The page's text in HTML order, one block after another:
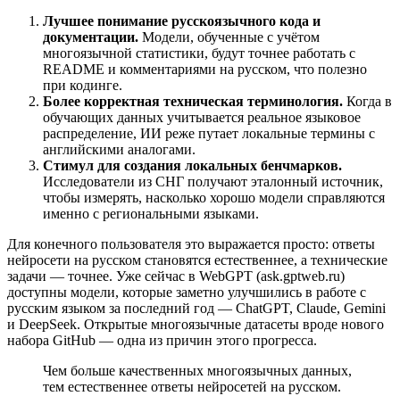
Лучшее понимание русскоязычного кода и
документации. Модели, обученные с учётом
многоязычной статистики, будут точнее работать с
README и комментариями на русском, что полезно
при кодинге.
Более корректная техническая терминология. Когда в
обучающих данных учитывается реальное языковое
распределение, ИИ реже путает локальные термины с
английскими аналогами.
Стимул для создания локальных бенчмарков.
Исследователи из СНГ получают эталонный источник,
чтобы измерять, насколько хорошо модели справляются
именно с региональными языками.
Для конечного пользователя это выражается просто: ответы
нейросети на русском становятся естественнее, а технические
задачи — точнее. Уже сейчас в WebGPT (ask.gptweb.ru)
доступны модели, которые заметно улучшились в работе с
русским языком за последний год — ChatGPT, Claude, Gemini
и DeepSeek. Открытые многоязычные датасеты вроде нового
набора GitHub — одна из причин этого прогресса.
Чем больше качественных многоязычных данных,
тем естественнее ответы нейросетей на русском.